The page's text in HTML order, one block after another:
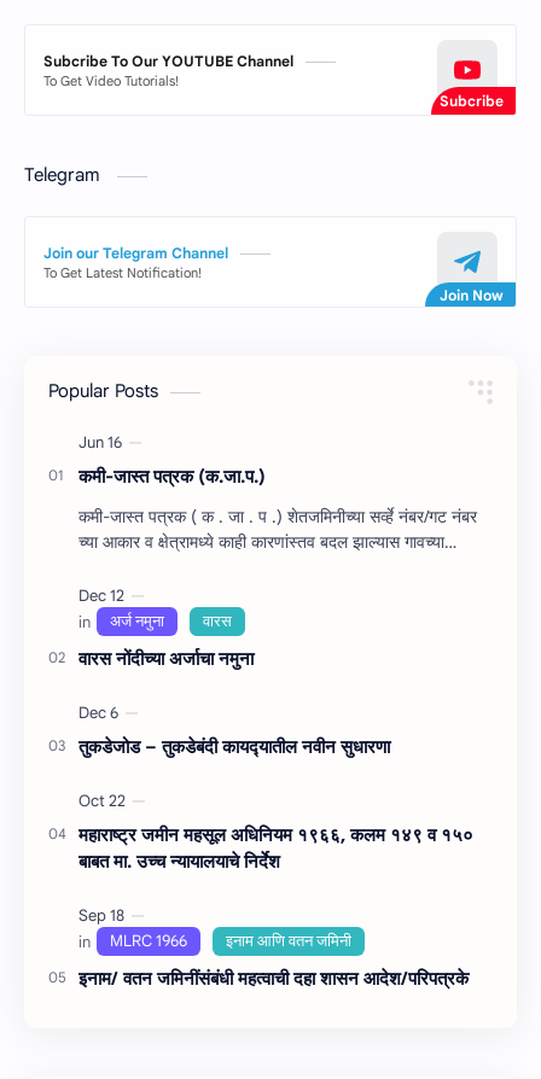
Subcribe To Our YOUTUBE Channel
To Get Video Tutorials!
Telegram
Join our Telegram Channel
To Get Latest Notification!
Popular Posts
कमी-जास्त पत्रक (क.जा.प.)
कमी-जास्त पत्रक ( क . जा . प .) शेतजमिनीच्‍या सर्व्हे नंबर/गट नंबर
च्‍या आकार व क्षेत्रामध्ये काही कारणांस्तव बदल झाल्यास गावच्या
वारस नोंदीच्‍या अर्जाचा नमुना
तुकडेजोड – तुकडेबंदी कायद्‍यातील नवीन सुधारणा
महाराष्‍ट्र जमीन महसूल अधिनियम १९६६, कलम १४९ व १५०
बाबत मा. उच्‍च न्‍यायालयाचे निर्देश
इनाम/ वतन जमिनींसंबंधी महत्‍वाची दहा शासन आदेश/परिपत्रके